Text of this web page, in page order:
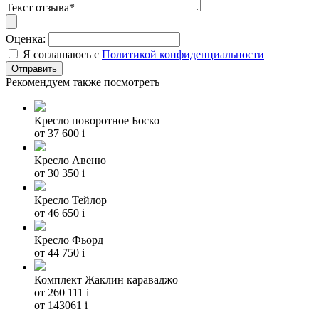
Текст отзыва*
Оценка:
Я соглашаюсь с Политикой конфиденциальности
Рекомендуем также посмотреть
Кресло поворотное Боско
от 37 600 i
Кресло Авеню
от 30 350 i
Кресло Тейлор
от 46 650 i
Кресло Фьорд
от 44 750 i
Комплект Жаклин караваджо
от 260 111 i
от 143061 i